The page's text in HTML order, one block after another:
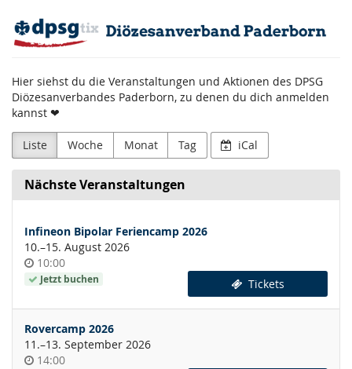
Haupt-
Inhalt
DPSG
Paderborn
Hier siehst du die Veranstaltungen und Aktionen des DPSG
Diözesanverbandes Paderborn, zu denen du dich anmelden
kannst ❤
Liste Woche Monat Tag iCal
Nächste Veranstaltungen
Infineon Bipolar Feriencamp 2026
10.–bis
15. August 2026
Uhrzeit
10:00
Jetzt buchen Tickets
Rovercamp 2026
11.–bis
13. September 2026
Uhrzeit
14:00